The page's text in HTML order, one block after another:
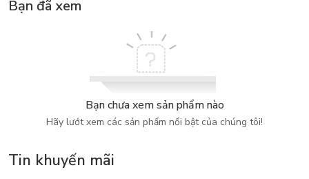
- Loại pin: 1 pin AA (đi kèm)
- Tuổi thọ pin: lên tới 24 tháng ?
- Công nghệ Bluetooth tiết kiệm năng lượng (5.1)
- Tương thích với đầu thu USB Logi Bolt ?
- Phạm vi không dây: Phạm vi không dây 10 m ?
Bạn đã xem
Bạn chưa xem sản phẩm nào
Hãy lướt xem các sản phẩm nổi bật của chúng tôi!
Tin khuyến mãi